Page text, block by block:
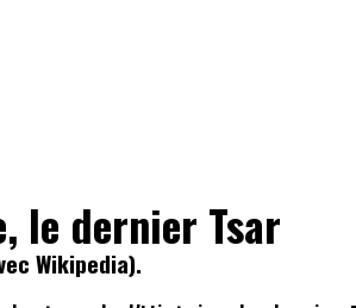
le dernier Tsar
Wikipedia).